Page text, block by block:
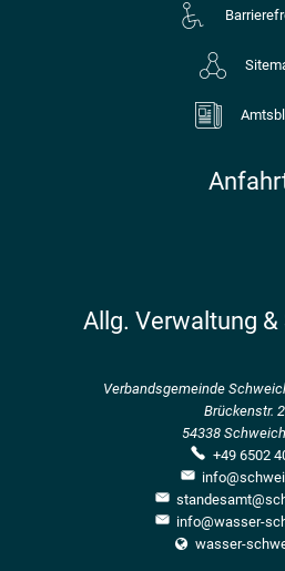
Allg. Verwaltung
Verbandsgemeinde
Brückenstr.
54338 Schweich
+49 6502
info@wasser-
wasser-